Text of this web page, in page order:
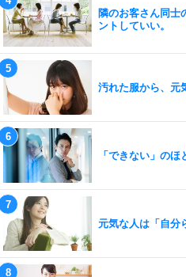
隣のお客さん同士
ントしていい。
汚れた服から、元
「できない」のほ
元気な人は「自分